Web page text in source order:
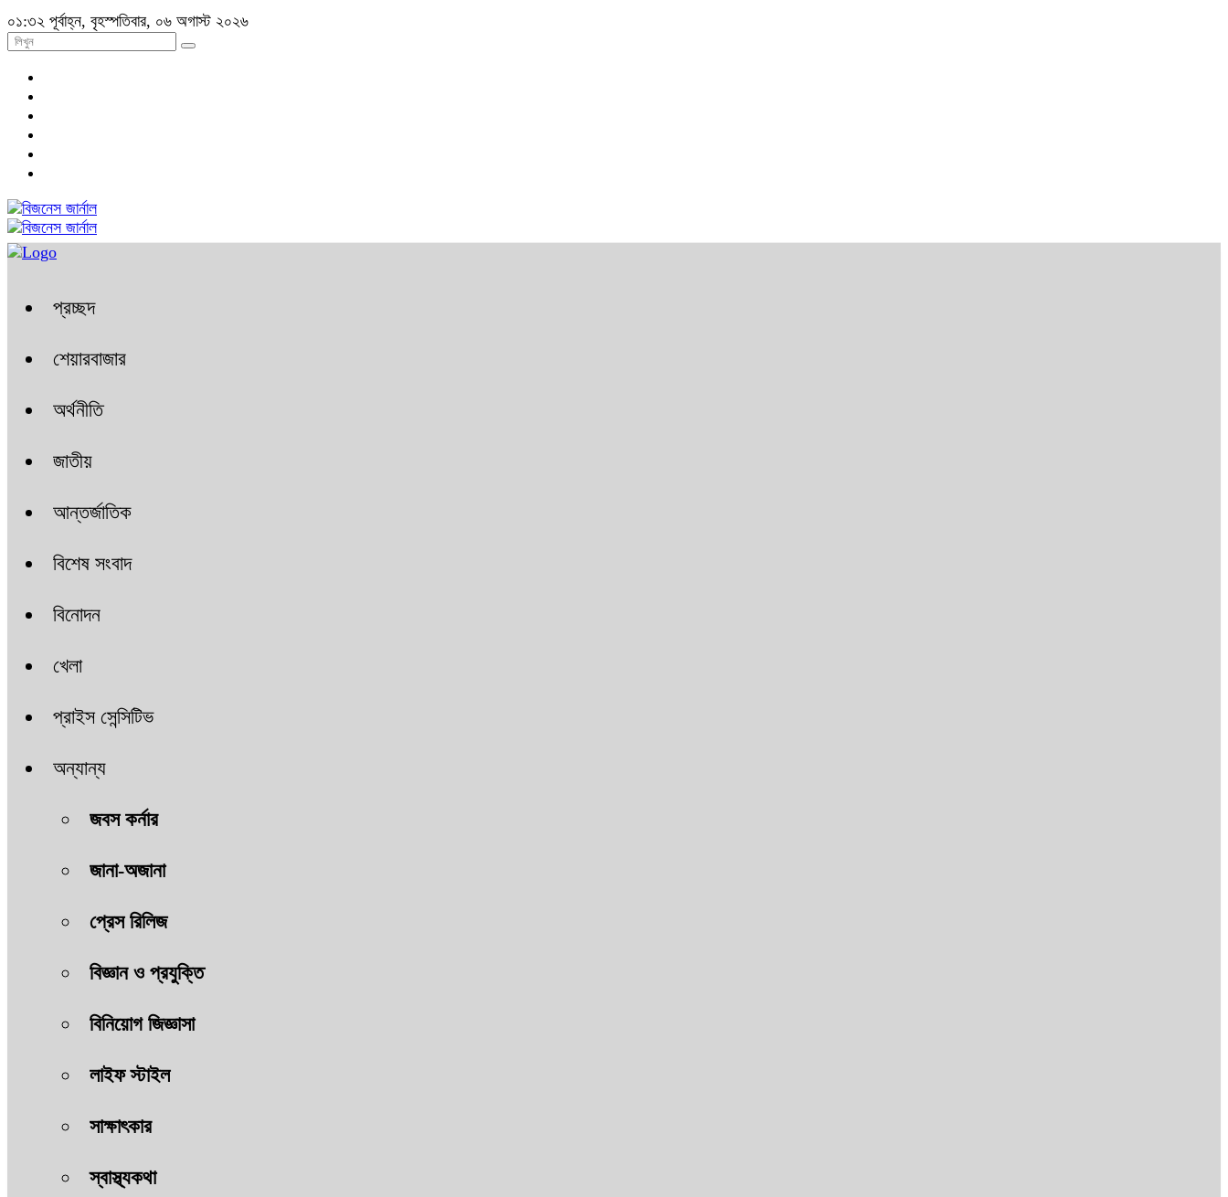
০১:৩২ পূর্বাহ্ন, বৃহস্পতিবার, ০৬ অগাস্ট ২০২৬
প্রচ্ছদ
শেয়ারবাজার
অর্থনীতি
জাতীয়
আন্তর্জাতিক
বিশেষ সংবাদ
বিনোদন
খেলা
প্রাইস সেন্সিটিভ
অন্যান্য
জবস কর্নার
জানা-অজানা
প্রেস রিলিজ
বিজ্ঞান ও প্রযুক্তি
বিনিয়োগ জিজ্ঞাসা
লাইফ স্টাইল
সাক্ষাৎকার
স্বাস্থ্যকথা